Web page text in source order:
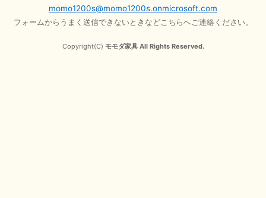
momo1200s@momo1200s.onmicrosoft.com
フォームからうまく送信できないときなどこちらへご連絡ください。
Copyright(C) モモダ家具 All Rights Reserved.